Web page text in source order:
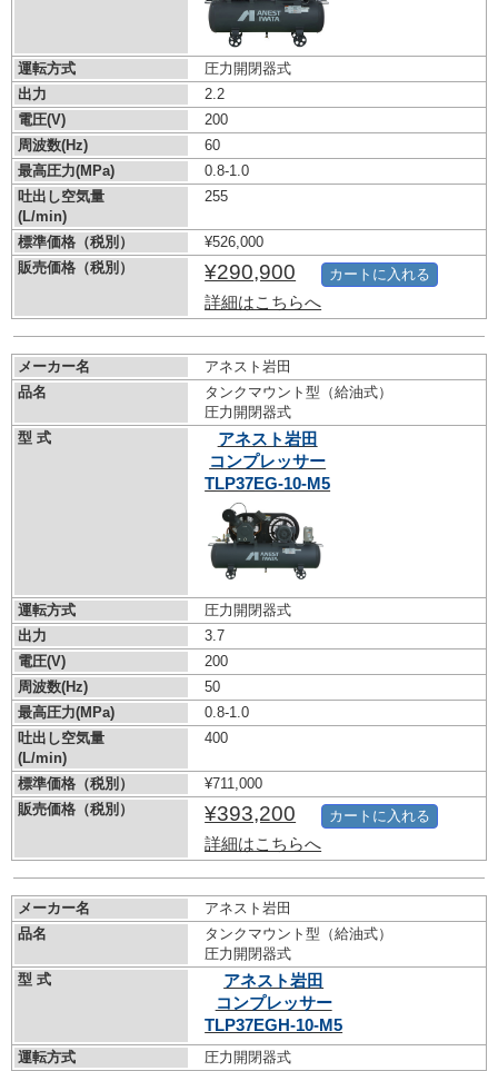
運転方式
圧力開閉器式
出力
2.2
電圧(V)
200
周波数(Hz)
60
最高圧力(MPa)
0.8-1.0
吐出し空気量
(L/min)
255
標準価格（税別）
¥526,000
販売価格（税別）
¥290,900
詳細はこちらへ
カートに入れる
メーカー名
アネスト岩田
品名
タンクマウント型（給油式）
圧力開閉器式
型 式
アネスト岩田
コンプレッサー
TLP37EG-10-M5
運転方式
圧力開閉器式
出力
3.7
電圧(V)
200
周波数(Hz)
50
最高圧力(MPa)
0.8-1.0
吐出し空気量
(L/min)
400
標準価格（税別）
¥711,000
販売価格（税別）
¥393,200
詳細はこちらへ
カートに入れる
メーカー名
アネスト岩田
品名
タンクマウント型（給油式）
圧力開閉器式
型 式
アネスト岩田
コンプレッサー
TLP37EGH-10-M5
運転方式
圧力開閉器式